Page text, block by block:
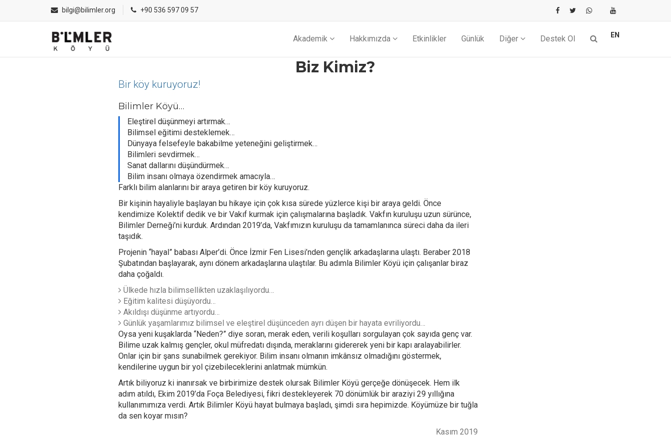
bilgi@bilimler.org +90 536 597 09 57
Akademik Hakkımızda Etkinlikler Günlük Diğer Destek Ol EN
Biz Kimiz?
Bir köy kuruyoruz!
Bilimler Köyü…
Eleştirel düşünmeyi artırmak…
Bilimsel eğitimi desteklemek…
Dünyaya felsefeyle bakabilme yeteneğini geliştirmek…
Bilimleri sevdirmek…
Sanat dallarını düşündürmek…
Bilim insanı olmaya özendirmek amacıyla…
Farklı bilim alanlarını bir araya getiren bir köy kuruyoruz.
Bir kişinin hayaliyle başlayan bu hikaye için çok kısa sürede yüzlerce kişi bir araya geldi. Önce
kendimize Kolektif dedik ve bir Vakıf kurmak için çalışmalarına başladık. Vakfın kuruluşu uzun sürünce,
Bilimler Derneği’ni kurduk. Ardından 2019’da, Vakfımızın kuruluşu da tamamlanınca süreci daha da ileri
taşıdık.
Projenin “hayal” babası Alper’di. Önce İzmir Fen Lisesi’nden gençlik arkadaşlarına ulaştı. Beraber 2018
Şubatından başlayarak, aynı dönem arkadaşlarına ulaştılar. Bu adımla Bilimler Köyü için çalışanlar biraz
daha çoğaldı.
Ülkede hızla bilimsellikten uzaklaşılıyordu…
Eğitim kalitesi düşüyordu…
Akıldışı düşünme artıyordu…
Günlük yaşamlarımız bilimsel ve eleştirel düşünceden ayrı düşen bir hayata evriliyordu…
Oysa yeni kuşaklarda “Neden?” diye soran, merak eden, verili koşulları sorgulayan çok sayıda genç var.
Bilime uzak kalmış gençler, okul müfredatı dışında, meraklarını gidererek yeni bir kapı aralayabilirler.
Onlar için bir şans sunabilmek gerekiyor. Bilim insanı olmanın imkânsız olmadığını göstermek,
kendilerine uygun bir yol çizebileceklerini anlatmak mümkün.
Artık biliyoruz ki inanırsak ve birbirimize destek olursak Bilimler Köyü gerçeğe dönüşecek. Hem ilk
adım atıldı, Ekim 2019’da Foça Belediyesi, fikri destekleyerek 70 dönümlük bir araziyi 29 yıllığına
kullanımımıza verdi. Artık Bilimler Köyü hayat bulmaya başladı, şimdi sıra hepimizde. Köyümüze bir tuğla
da sen koyar mısın?
Kasım 2019